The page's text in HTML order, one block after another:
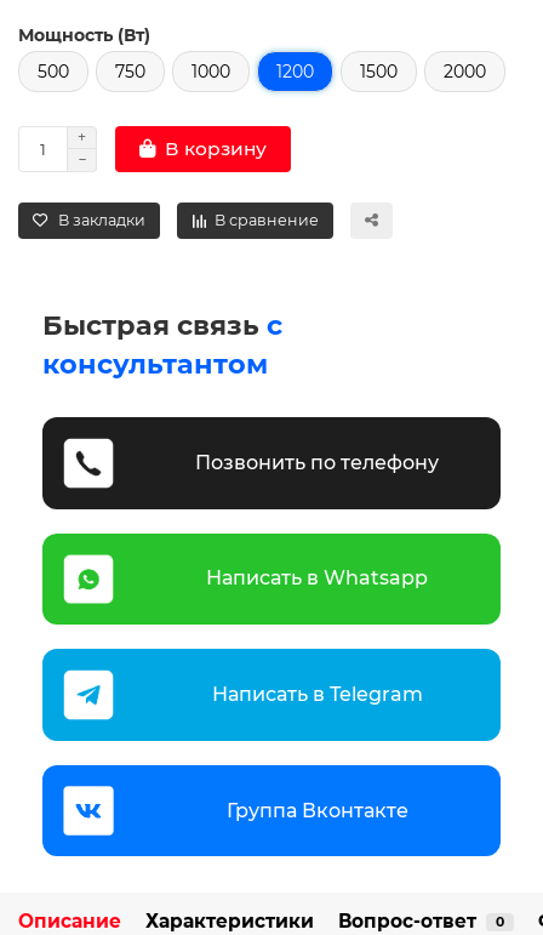
Мощность (Вт)
500
750 1000 1200 1500 2000
В корзину
В закладки В сравнение
Быстрая связь с
консультантом
Позвонить по телефону
Написать в Whatsapp
Написать в Telegram
Группа Вконтакте
Описание Характеристики Вопрос-ответ 0